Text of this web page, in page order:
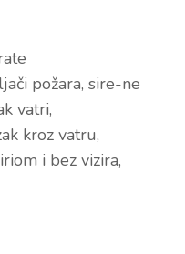
požara, sire-ne
vatri,
kroz vatru,
i bez vizira,